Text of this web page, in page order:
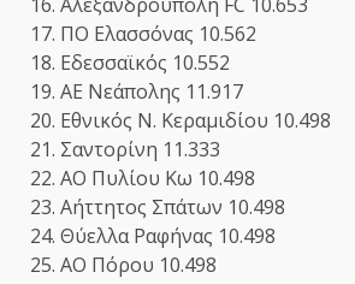
17. ΠΟ Ελασσόνας 10.562
18. Εδεσσαϊκός 10.552
19. ΑΕ Νεάπολης 11.917
20. Εθνικός Ν. Κεραμιδίου 10.498
21. Σαντορίνη 11.333
22. ΑΟ Πυλίου Κω 10.498
23. Αήττητος Σπάτων 10.498
24. Θύελλα Ραφήνας 10.498
25. ΑΟ Πόρου 10.498